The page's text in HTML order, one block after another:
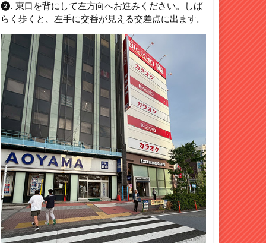
❷. 東口を背にして左方向へお進みください。しば
らく歩くと、左手に交番が見える交差点に出ます。